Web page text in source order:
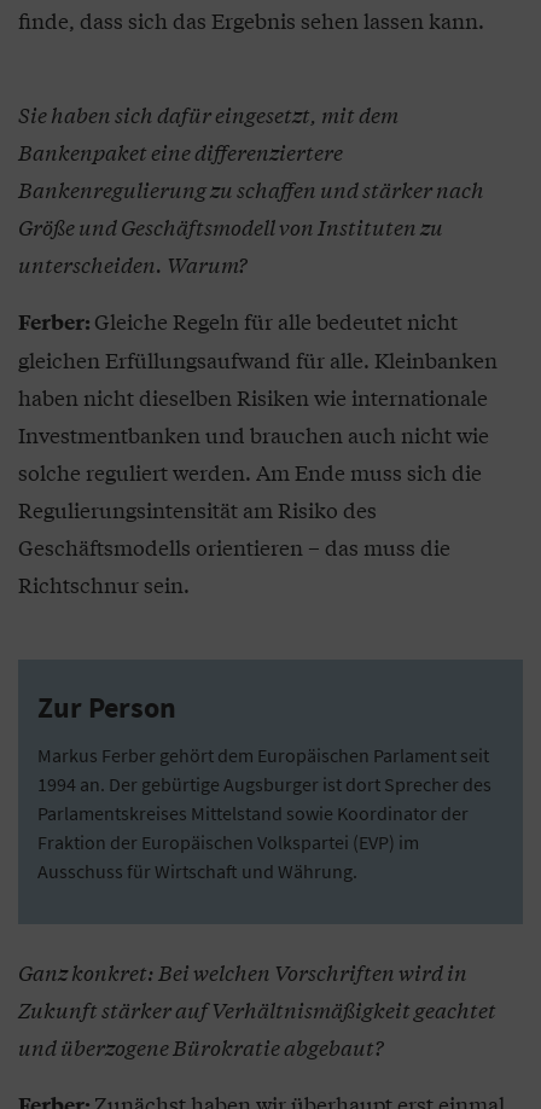
finde, dass sich das Ergebnis sehen lassen kann.
Sie haben sich dafür eingesetzt, mit dem
Bankenpaket eine differenziertere
Bankenregulierung zu schaffen und stärker nach
Größe und Geschäftsmodell von Instituten zu
unterscheiden. Warum?
Ferber: Gleiche Regeln für alle bedeutet nicht
gleichen Erfüllungsaufwand für alle. Kleinbanken
haben nicht dieselben Risiken wie internationale
Investmentbanken und brauchen auch nicht wie
solche reguliert werden. Am Ende muss sich die
Regulierungsintensität am Risiko des
Geschäftsmodells orientieren – das muss die
Richtschnur sein.
Zur Person
Markus Ferber gehört dem Europäischen Parlament seit
1994 an. Der gebürtige Augsburger ist dort Sprecher des
Parlamentskreises Mittelstand sowie Koordinator der
Fraktion der Europäischen Volkspartei (EVP) im
Ausschuss für Wirtschaft und Währung.
Ganz konkret: Bei welchen Vorschriften wird in
Zukunft stärker auf Verhältnismäßigkeit geachtet
und überzogene Bürokratie abgebaut?